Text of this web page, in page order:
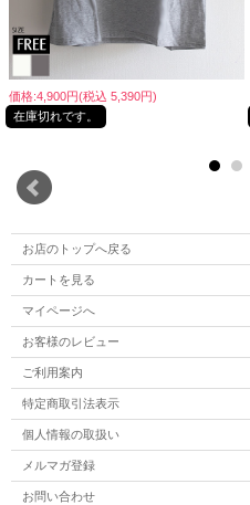
価格:4,900円(税込 5,390円)
在庫切れです。
お店のトップへ戻る
カートを見る
マイページへ
お客様のレビュー
ご利用案内
特定商取引法表示
個人情報の取扱い
メルマガ登録
お問い合わせ